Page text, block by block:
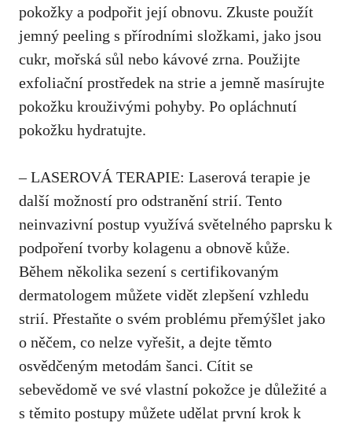
pokožky a podpořit její obnovu. Zkuste použít
jemný peeling s ‍přírodními složkami, jako jsou
cukr, mořská sůl nebo kávové zrna. Použijte
exfoliační​ prostředek na strie a⁤ jemně masírujte
pokožku krouživými pohyby. Po⁢ opláchnutí
⁣pokožku hydratujte.
– LASEROVÁ TERAPIE: Laserová terapie je
další možností pro odstranění strií. Tento
neinvazivní ‍postup využívá světelného paprsku k
podpoření tvorby ​kolagenu a obnově kůže.
Během několika sezení s certifikovaným
dermatologem můžete vidět ‌zlepšení vzhledu⁢
strií. Přestaňte o⁢ svém problému přemýšlet jako
o něčem, co nelze vyřešit, a dejte těmto
osvědčeným metodám šanci. ‌Cítit se
sebevědomě ve své vlastní pokožce je důležité‍ a
s těmito postupy můžete udělat první krok k